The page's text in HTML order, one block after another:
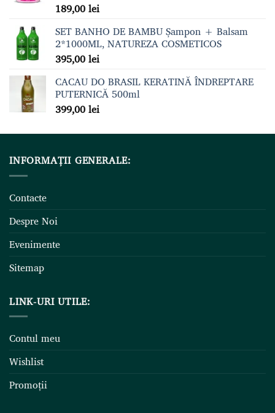
Evaluat la
5.00din 5
189,00lei
SET BANHO DE BAMBU Șampon + Balsam
2*1000ML, NATUREZA COSMETICOS
395,00lei
CACAU DO BRASIL KERATINĂ ÎNDREPTARE
PUTERNICĂ 500ml
399,00lei
INFORMAȚII GENERALE:
Contacte
Despre Noi
Evenimente
Sitemap
LINK-URI UTILE:
Contul meu
Wishlist
Promoții